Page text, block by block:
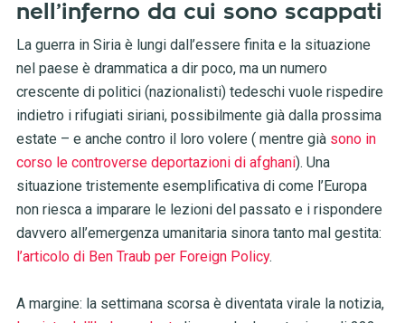
nell’inferno da cui sono scappati
La guerra in Siria è lungi dall’essere finita e la situazione
nel paese è drammatica a dir poco, ma un numero
crescente di politici (nazionalisti) tedeschi vuole rispedire
indietro i rifugiati siriani, possibilmente già dalla prossima
estate – e anche contro il loro volere ( mentre già sono in
corso le controverse deportazioni di afghani). Una
situazione tristemente esemplificativa di come l’Europa
non riesca a imparare le lezioni del passato e i rispondere
davvero all’emergenza umanitaria sinora tanto mal gestita:
l’articolo di Ben Traub per Foreign Policy.
A margine: la settimana scorsa è diventata virale la notizia,